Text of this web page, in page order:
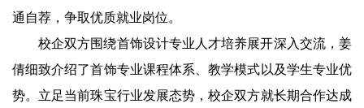
通自荐，争取优质就业岗位。
校企双方围绕首饰设计专业人才培养展开深入交流，姜
倩细致介绍了首饰专业课程体系、教学模式以及学生专业优
势。立足当前珠宝行业发展态势，校企双方就长期合作达成